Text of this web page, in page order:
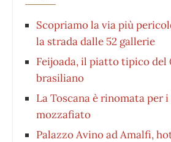
Scopriamo la via più
la strada dalle 52 gallerie
Feijoada, il piatto tipico del
brasiliano
La Toscana è rinomata per
mozzafiato
Palazzo Avino ad Amalfi,